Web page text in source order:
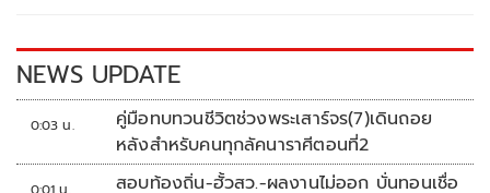
k k
NEWS UPDATE
0:03 น.
คู่มือทบทวนชีวิตช่วงพระเสาร์จร(7)เดินถอย
หลังสำหรับคนทุกลัคนาราศีตอนที่2
สอบท้องถิ่น-ฮั้วสว.-ผลงานไม่ออก บั่นทอนเชื่อ